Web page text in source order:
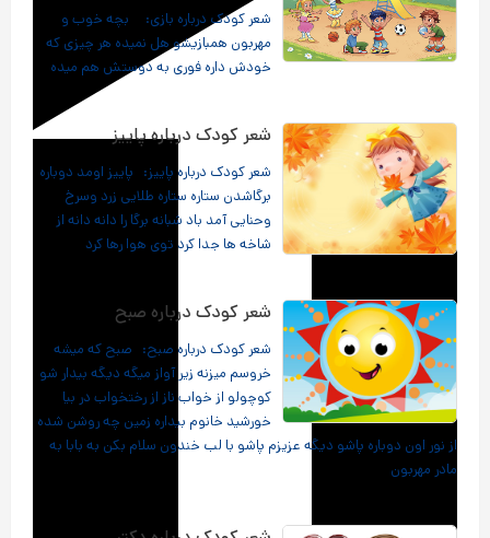
شعر کودک درباره بازی: بچه خوب و
مهربون همبازیشو هل نمیده هر چیزی که
خودش داره فوری به دوستش هم میده
شعر کودک درباره پاییز
شعر کودک درباره پاییز: پاییز اومد دوباره
برگاشدن ستاره ستاره طلایی زرد وسرخ
وحنایی آمد باد شبانه برگا را دانه دانه از
شاخه ها جدا کرد توی هوا رها کرد
شعر کودک درباره صبح
شعر کودک درباره صبح: صبح که میشه
خروسم میزنه زیر آواز میگه دیگه بیدار شو
کوچولو از خواب ناز از رختخواب در بیا
خورشید خانوم بیداره زمین چه روشن شده
از نور اون دوباره پاشو دیگه عزیزم پاشو با لب خندون سلام بکن به بابا به
مادر مهربون